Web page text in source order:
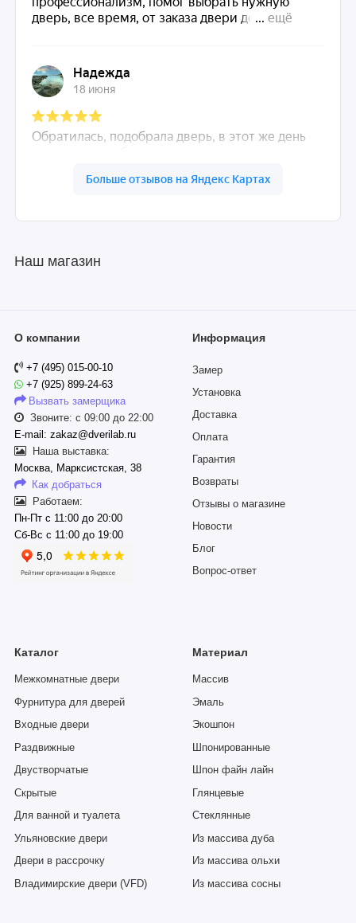
Наш магазин
О компании
+7 (495) 015-00-10
+7 (925) 899-24-63
Вызвать замерщика
Звоните: с 09:00 до 22:00
E-mail: zakaz@dverilab.ru
Наша выставка:
Москва, Марксистская, 38
Как добраться
Работаем:
Пн-Пт с 11:00 до 20:00
Сб-Вс с 11:00 до 19:00
Информация
Замер
Установка
Доставка
Оплата
Гарантия
Возвраты
Отзывы о магазине
Новости
Блог
Вопрос-ответ
Каталог
Межкомнатные двери
Фурнитура для дверей
Входные двери
Раздвижные
Двустворчатые
Скрытые
Для ванной и туалета
Ульяновские двери
Двери в рассрочку
Владимирские двери (VFD)
Материал
Массив
Эмаль
Экошпон
Шпонированные
Шпон файн лайн
Глянцевые
Стеклянные
Из массива дуба
Из массива ольхи
Из массива сосны